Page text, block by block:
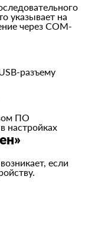
указывает на
через COM-
разъему
ПО
настройках
если